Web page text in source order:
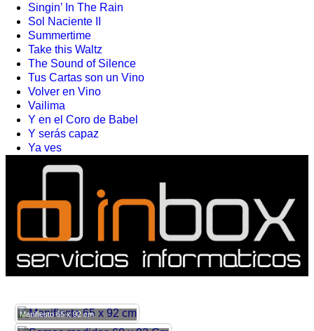
Singin’ In The Rain
Sol Naciente II
Summertime
Take this Waltz
The Sound of Silence
Tus Cartas son un Vino
Volver en Vino
Vailima
Y en el Coro de Babel
Y serás capaz
Ya ves
Manifiesto 65 x 92 cm